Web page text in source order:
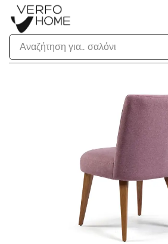
Αναζήτηση για.. σαλόνι